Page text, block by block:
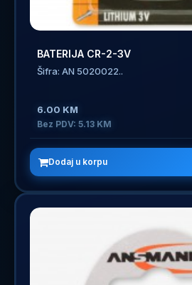
BATERIJA CR-2-3V
Šifra: AN 5020022..
6.00 KM
Bez PDV: 5.13 KM
Dodaj u korpu